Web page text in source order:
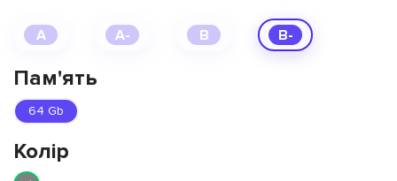
A A- B B-
Пам'ять
64 Gb
Колiр